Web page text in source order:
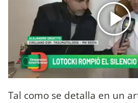
Tal como se detalla en un